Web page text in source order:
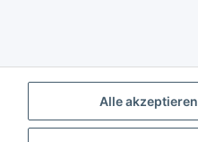
Alle akzeptieren